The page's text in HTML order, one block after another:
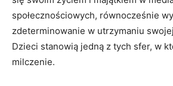
społecznościowych, równocześnie
zdeterminowanie w utrzymaniu
Dzieci stanowią jedną z tych sfer, w
milczenie.